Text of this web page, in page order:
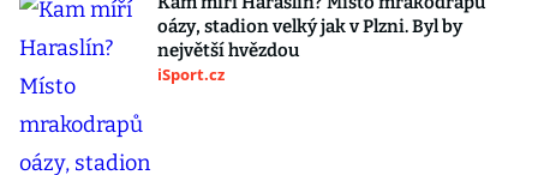
oázy, stadion velký jak v Plzni. Byl by
největší hvězdou
iSport.cz